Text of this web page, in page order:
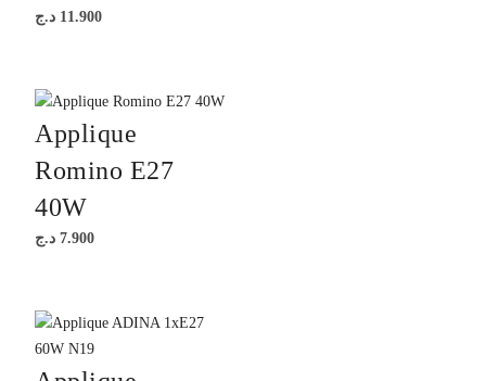
11.900 د.ج
Applique
Romino E27
40W
7.900 د.ج